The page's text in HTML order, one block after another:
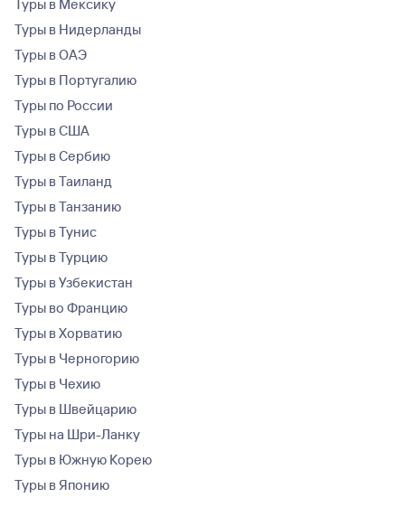
Туры в Мексику
Туры в Нидерланды
Туры в ОАЭ
Туры в Португалию
Туры по России
Туры в США
Туры в Сербию
Туры в Таиланд
Туры в Танзанию
Туры в Тунис
Туры в Турцию
Туры в Узбекистан
Туры во Францию
Туры в Хорватию
Туры в Черногорию
Туры в Чехию
Туры в Швейцарию
Туры на Шри-Ланку
Туры в Южную Корею
Туры в Японию